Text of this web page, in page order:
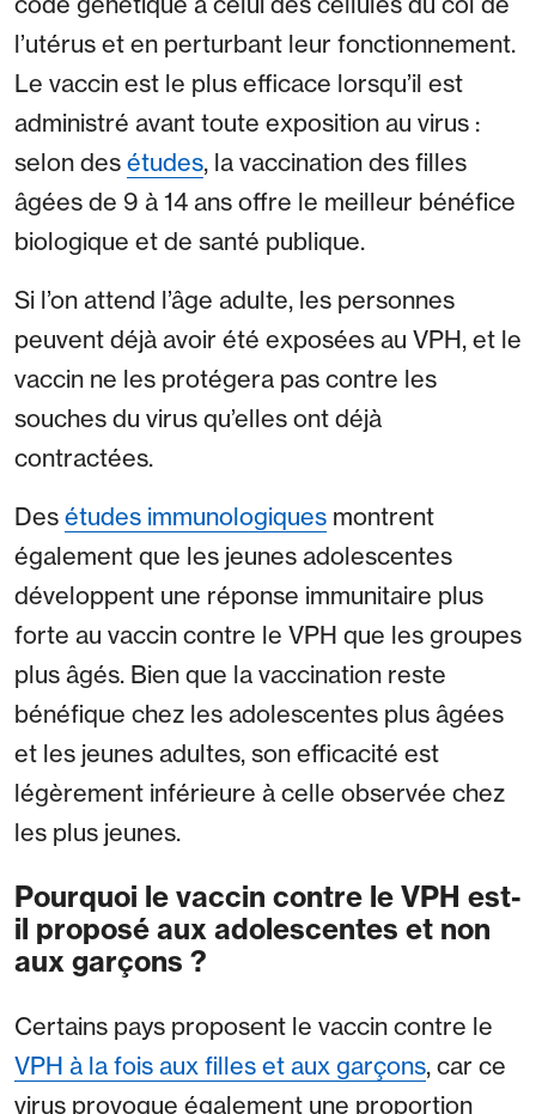
l’utérus et en perturbant leur fonctionnement.
Le vaccin est le plus efficace lorsqu’il est
administré avant toute exposition au virus :
selon des études, la vaccination des filles
âgées de 9 à 14 ans offre le meilleur bénéfice
biologique et de santé publique.
Si l’on attend l’âge adulte, les personnes
peuvent déjà avoir été exposées au VPH, et le
vaccin ne les protégera pas contre les
souches du virus qu’elles ont déjà
contractées.
Des études immunologiques montrent
également que les jeunes adolescentes
développent une réponse immunitaire plus
forte au vaccin contre le VPH que les groupes
plus âgés. Bien que la vaccination reste
bénéfique chez les adolescentes plus âgées
et les jeunes adultes, son efficacité est
légèrement inférieure à celle observée chez
les plus jeunes.
Pourquoi le vaccin contre le VPH est-
il proposé aux adolescentes et non
aux garçons ?
Certains pays proposent le vaccin contre le
VPH à la fois aux filles et aux garçons, car ce
virus provoque également une proportion